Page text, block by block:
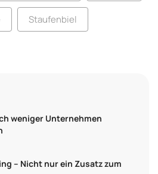
Staufenbiel
weniger Unternehmen
– Nicht nur ein Zusatz zum